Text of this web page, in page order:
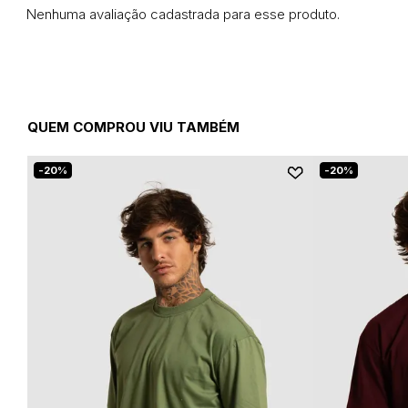
Nenhuma avaliação cadastrada para esse produto.
QUEM COMPROU VIU TAMBÉM
20% 20%